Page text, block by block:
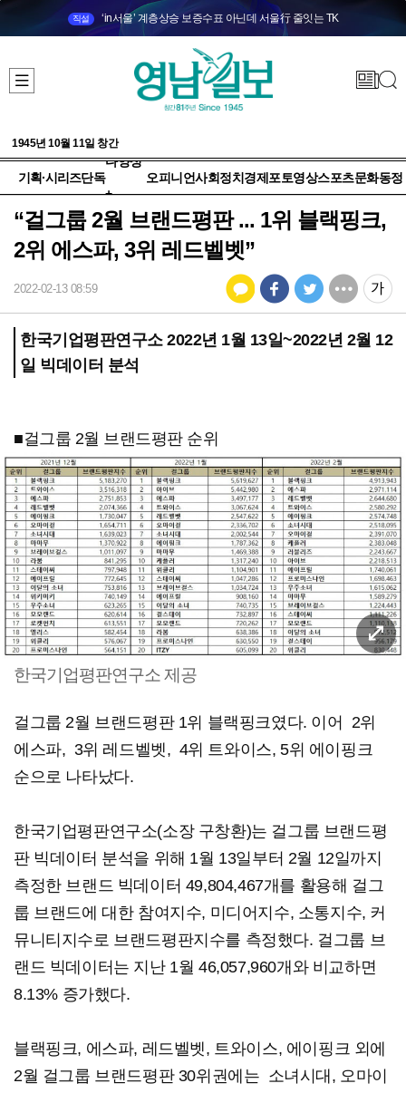
직설 ‘in서울’ 계층상승 보증수표 아닌데 서울行 줄잇는 TK
1945년 10월 11일 창간
기획·시리즈단독
다양성
+
오피니언사회정치 경제 포토영상스포츠문화동정
“걸그룹 2월 브랜드평판 ... 1위 블랙핑크,
2위 에스파, 3위 레드벨벳”
2022-02-13 08:59
한국기업평판연구소 2022년 1월 13일~2022년 2월 12
일 빅데이터 분석
■걸그룹 2월 브랜드평판 순위
한국기업평판연구소 제공
걸그룹 2월 브랜드평판 1위 블랙핑크였다. 이어 2위
에스파, 3위 레드벨벳, 4위 트와이스, 5위 에이핑크
순으로 나타났다. ​
한국기업평판연구소(소장 구창환)는 걸그룹 브랜드평
판 빅데이터 분석을 위해 1월 13일부터 2월 12일까지
측정한 브랜드 빅데이터 49,804,467개를 활용해 걸그
룹 브랜드에 대한 참여지수, 미디어지수, 소통지수, 커
뮤니티지수로 브랜드평판지수를 측정했다. 걸그룹 브
랜드 빅데이터는 지난 1월 46,057,960개와 비교하면
8.13% 증가했다.
블랙핑크, 에스파, 레드벨벳, 트와이스, 에이핑크 외에
2월 걸그룹 브랜드평판 30위권에는 소녀시대, 오마이